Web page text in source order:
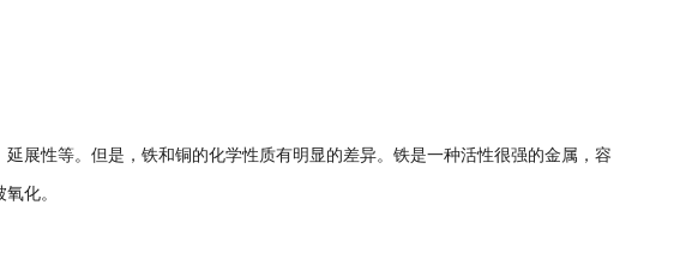
展性等。但是，铁和铜的化学性质有明显的差异。铁是一种活性很强的金属，容
化。